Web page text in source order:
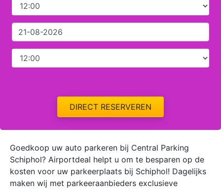
DIRECT RESERVEREN
Goedkoop uw auto parkeren bij Central Parking
Schiphol? Airportdeal helpt u om te besparen op de
kosten voor uw parkeerplaats bij Schiphol! Dagelijks
maken wij met parkeeraanbieders exclusieve